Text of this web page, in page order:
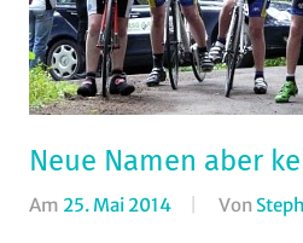
Neue Namen aber
Am 25. Mai 2014 Von